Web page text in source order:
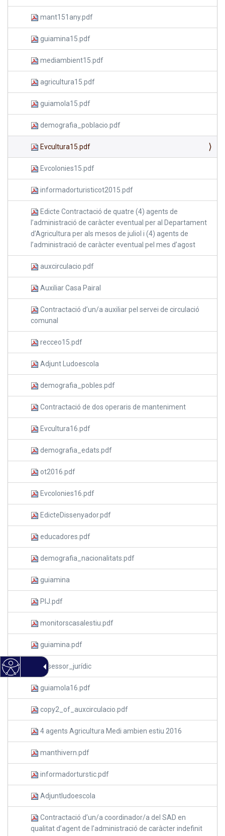
mant151any.pdf
guiamina15.pdf
mediambient15.pdf
agricultura15.pdf
guiamola15.pdf
demografia_poblacio.pdf
Evcultura15.pdf
Evcolonies15.pdf
informadorturisticot2015.pdf
Edicte Contractació de quatre (4) agents de
l’administració de caràcter eventual per al Departament
d’Agricultura per als mesos de juliol i (4) agents de
l’administració de caràcter eventual pel mes d’agost
auxcirculacio.pdf
Auxiliar Casa Pairal
Contractació d’un/a auxiliar pel servei de circulació
comunal
recceo15.pdf
Adjunt Ludoescola
demografia_pobles.pdf
Contractació de dos operaris de manteniment
Evcultura16.pdf
demografia_edats.pdf
ot2016.pdf
Evcolonies16.pdf
EdicteDissenyador.pdf
educadores.pdf
demografia_nacionalitats.pdf
guiamina
PIJ.pdf
monitorscasalestiu.pdf
guiamina.pdf
assessor_jurídic
guiamola16.pdf
copy2_of_auxcirculacio.pdf
4 agents Agricultura Medi ambien estiu 2016
manthivern.pdf
informadorturstic.pdf
Adjuntludoescola
Contractació d’un/a coordinador/a del SAD en
qualitat d’agent de l’administració de caràcter indefinit